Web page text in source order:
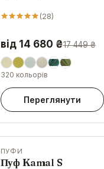
(28)
від 14 680 ₴17 449 ₴
320 кольорів
Переглянути
-9%
ПУФИ
Пуф Kamal S